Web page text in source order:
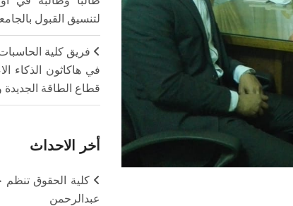
لتنسيق القبول
فريق كلية
في هاكاثون الذكاء
قطاع الطاقة الجديدة
أخر الاحداث
كلية الحقوق تنظم
عبدالرحمن